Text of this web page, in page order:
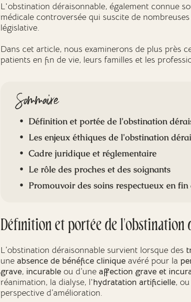
L'obstination déraisonnable, également connue
médicale controversée qui suscite de
législative.
Dans cet article, nous examinerons de plus près
patients en fin de vie, leurs familles et les
Sommaire
Définition et portée de l'obstination
Les enjeux éthiques de l'obstination
Cadre juridique et réglementaire
Le rôle des proches et des soignants
Promouvoir des soins respectueux en fin
Définition et portée de l'obstination
L’obstination déraisonnable survient lorsque des
une absence de bénéfice clinique avéré pour la
grave, incurable ou d’une affection grave et
réanimation, la dialyse, l'hydratation artificielle,
perspective d’amélioration.